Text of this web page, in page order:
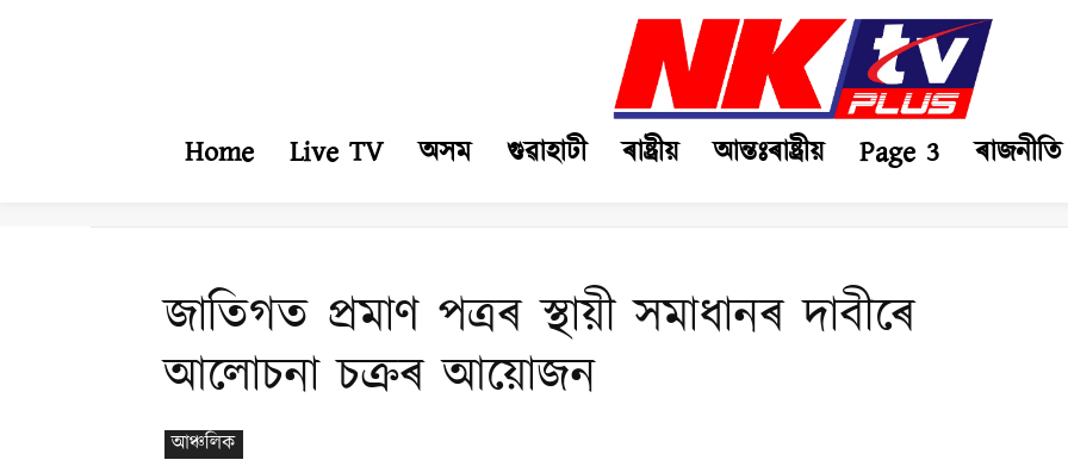
Home Live TV অসম গুৱাহাটী ৰাষ্ট্ৰীয় আন্তঃৰাষ্ট্ৰীয় Page 3 ৰাজনীতি
জাতিগত প্ৰমাণ পত্ৰৰ স্থায়ী সমাধানৰ দাবীৰে
আলোচনা চক্ৰৰ আয়োজন
আঞ্চলিক